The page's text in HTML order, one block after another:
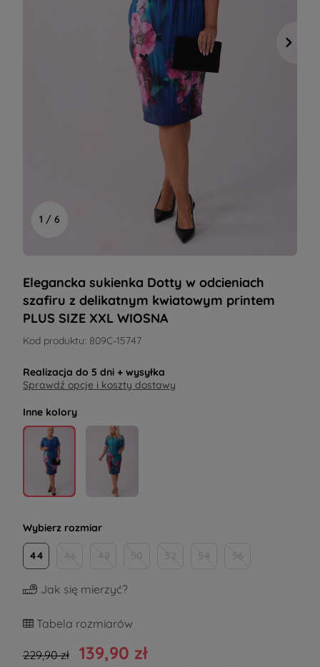
1 / 6
Elegancka sukienka Dotty w odcieniach
szafiru z delikatnym kwiatowym printem
PLUS SIZE XXL WIOSNA
Kod produktu: 809C-15747
Realizacja do 5 dni + wysyłka
Sprawdź opcje i koszty dostawy
Inne kolory
Wybierz rozmiar
44
Jak się mierzyć?
Tabela rozmiarów
229,90 zł 139,90 zł